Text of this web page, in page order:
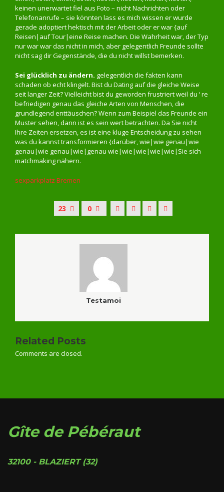
keinen unerwartet fiel aus Foto – nicht Nachrichten oder
Telefonanrufe – sie könnten lass es mich wissen er wurde
gerade adoptiert hektisch mit der Arbeit oder er war {auf
Reisen|auf Tour|eine Reise machen. Die Wahrheit war, der Typ
nur war war das nicht in mich, aber gelegentlich Freunde sollte
nicht sag dir Gegenstände, die du nicht willst bemerken.
Sei glücklich zu ändern. gelegentlich die fakten kann
schaden ob echt klingelt. Bist du Dating auf die gleiche Weise
seit langer Zeit? Vielleicht bist du geworden frustriert weil du ‘ re
befriedigen genau das gleiche Arten von Menschen, die
grundlegend enttäuschen? Wenn zum Beispiel das Freunde ein
Muster sehen, dann ist es sein wert betrachten. Da Sie nicht
Ihre Zeiten ersetzen, es ist eine kluge Entscheidung zu sehen
was du kannst transformieren {darüber, wie|wie genau|wie
genau|wie genau|wie|genau wie|wie|wie|wie|wie|Sie sich
matchmaking nähern.
sexparkplatz Bremen
23 0
Testamoi
Related Posts
Comments are closed.
Gîte de Pébéraut
32100 - BLAZIERT (32)